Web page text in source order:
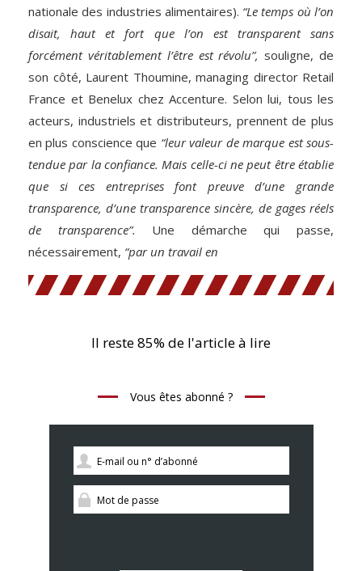
nationale des industries alimentaires). “Le temps où l’on
disait, haut et fort que l’on est transparent sans
forcément véritablement l’être est révolu”, souligne, de
son côté, Laurent Thoumine, managing director Retail
France et Benelux chez Accenture. Selon lui, tous les
acteurs, industriels et distributeurs, prennent de plus
en plus conscience que “leur valeur de marque est sous-
tendue par la confiance. Mais celle-ci ne peut être établie
que si ces entreprises font preuve d’une grande
transparence, d’une transparence sincère, de gages réels
de transparence”. Une démarche qui passe,
nécessairement, “par un travail en
Il reste 85% de l'article à lire
Vous êtes abonné ?